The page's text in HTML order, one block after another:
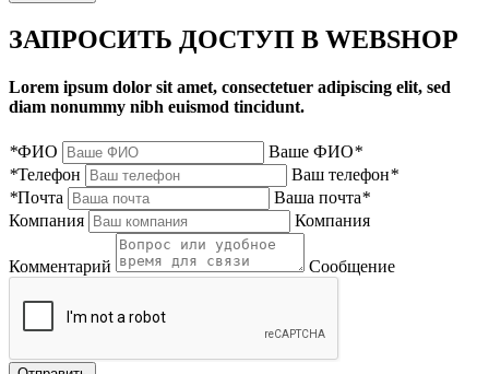
ЗАПРОСИТЬ ДОСТУП В WEBSHOP
Lorem ipsum dolor sit amet, consectetuer adipiscing elit, sed
diam nonummy nibh euismod tincidunt.
*ФИО Ваше ФИО*
*Телефон Ваш телефон*
*Почта Ваша почта*
Компания
Компания
Комментарий Сообщение